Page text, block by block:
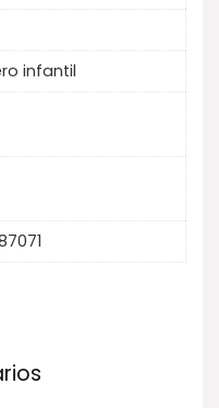
infantil